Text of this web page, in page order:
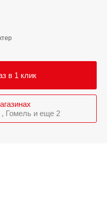
в 1 клик
Мозырь , Брест , Гомель и еще 2